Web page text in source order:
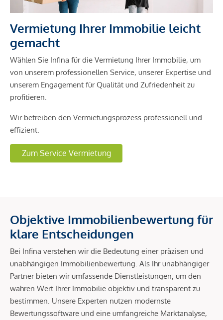
Vermietung Ihrer Immobilie leicht
gemacht
Wählen Sie Infina für die Vermietung Ihrer Immobilie, um
von unserem professionellen Service, unserer Expertise und
unserem Engagement für Qualität und Zufriedenheit zu
profitieren.
Wir betreiben den Vermietungsprozess professionell und
effizient.
Zum Service Vermietung
Objektive Immobilienbewertung für
klare Entscheidungen
Bei Infina verstehen wir die Bedeutung einer präzisen und
unabhängigen Immobilienbewertung. Als Ihr unabhängiger
Partner bieten wir umfassende Dienstleistungen, um den
wahren Wert Ihrer Immobilie objektiv und transparent zu
bestimmen. Unsere Experten nutzen modernste
Bewertungssoftware und eine umfangreiche Marktanalyse,